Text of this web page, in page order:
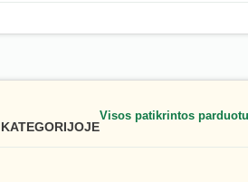
Visos patikrintos